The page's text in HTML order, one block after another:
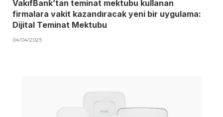
VakıfBank’tan teminat mektubu kullanan
firmalara vakit kazandıracak yeni bir uygulama:
Dijital Teminat Mektubu
04/04/2025